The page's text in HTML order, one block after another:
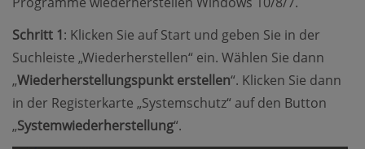
Schritt 1: Klicken Sie auf Start und geben Sie in der
Suchleiste „Wiederherstellen“ ein. Wählen Sie dann
„Wiederherstellungspunkt erstellen“. Klicken Sie dann
in der Registerkarte „Systemschutz“ auf den Button
„Systemwiederherstellung“.